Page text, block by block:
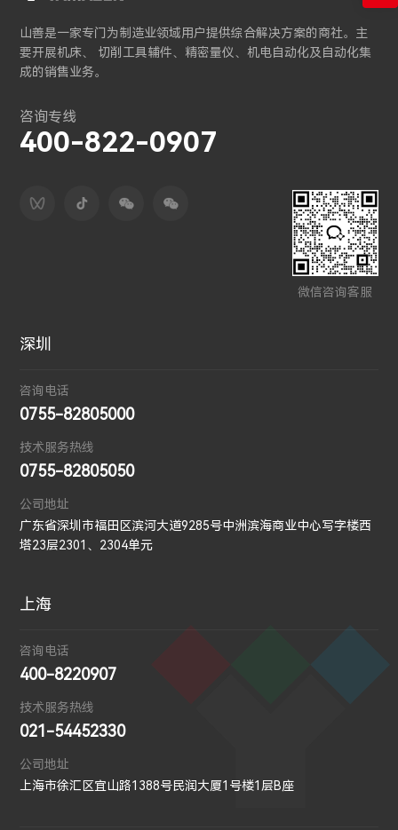
山善是一家专门为制造业领域用户提供综合解决方案的商社。主
要开展机床、 切削工具辅件、精密量仪、机电自动化及自动化集
成的销售业务。
咨询专线
400-822-0907
微信咨询客服
深圳
咨询电话
0755-82805000
技术服务热线
0755-82805050
公司地址
广东省深圳市福田区滨河大道9285号中洲滨海商业中心写字楼西
塔23层2301、2304单元
上海
咨询电话
400-8220907
技术服务热线
021-54452330
公司地址
上海市徐汇区宜山路1388号民润大厦1号楼1层B座